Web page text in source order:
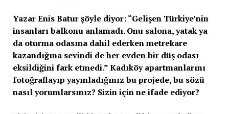
Yazar Enis Batur şöyle diyor: “Gelişen Türkiye’nin
insanları balkonu anlamadı. Onu salona, yatak ya
da oturma odasına dahil ederken metrekare
kazandığına sevindi de her evden bir düş odası
eksildiğini fark etmedi.” Kadıköy apartmanlarını
fotoğraflayıp yayınladığınız bu projede, bu sözü
nasıl yorumlarsınız? Sizin için ne ifade ediyor?